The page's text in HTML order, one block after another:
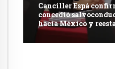
Canciller Espá
concedió
hacia México y
con dicho país